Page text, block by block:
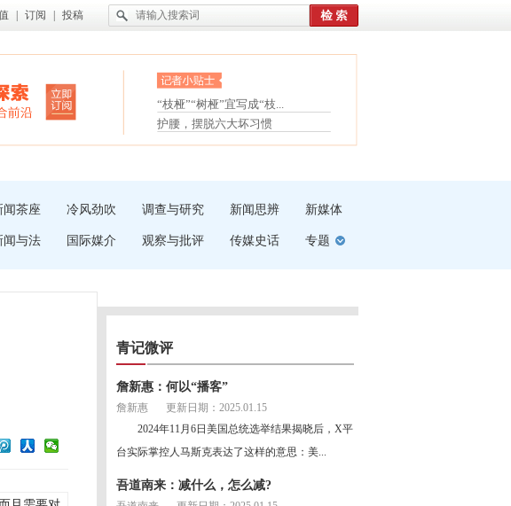
订阅 投稿
眼白变红或是结膜下出血
“枝桠”“树桠”宜写成“枝...
夏天缓解疲劳有三招
护腰，摆脱六大坏习惯
受伤了冰敷还是热敷
闻茶座 冷风劲吹 调查与研究 新闻思辨 新媒体
闻与法 国际媒介 观察与批评 传媒史话 专题
青记微评
詹新惠：何以“播客”
詹新惠
更新日期：2025.01.15
2024年11月6日美国总统选举结果揭晓后，X平
台实际掌控人马斯克表达了这样的意思：美...
吾道南来：减什么，怎么减?